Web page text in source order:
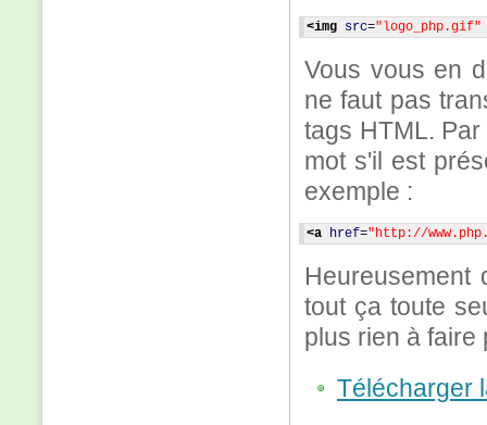
<img src="logo_php.gif"
Vous vous en
ne faut pas
tags HTML.
mot s'il est
exemple :
<a href="http://
Heureusement
tout ça toute
plus rien à faire
Télécharger